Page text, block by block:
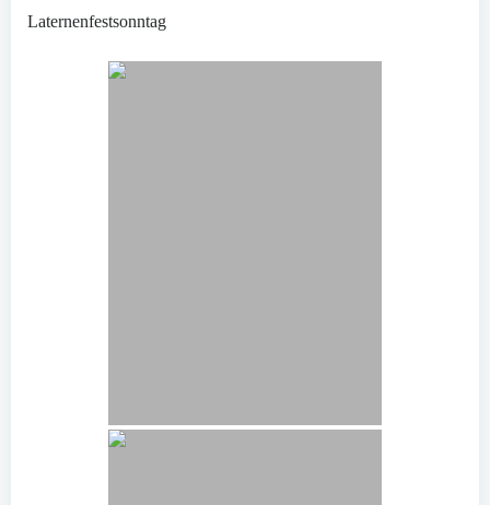
Laternenfestsonntag